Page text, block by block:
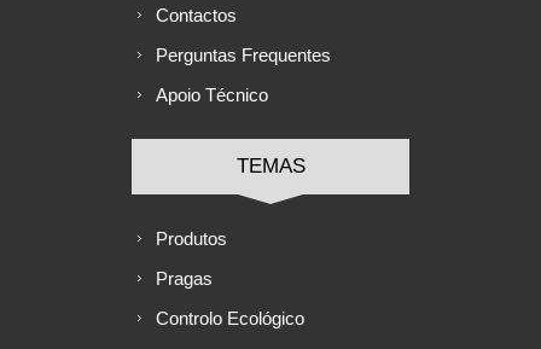
Contactos
Perguntas Frequentes
Apoio Técnico
TEMAS
Produtos
Pragas
Controlo Ecológico